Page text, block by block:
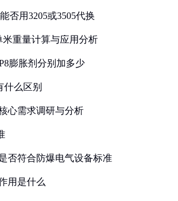
否用3205或3505代换
米重量计算与应用分析
膨胀剂分别加多少
什么区别
心需求调研与分析
否符合防爆电气设备标准
用是什么